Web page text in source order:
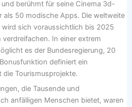
berühmt für seine Cinema 3d-
als 50 modische Apps. Die weltweite
sich voraussichtlich bis 2025
In einer extrem
es der Bundesregierung, 20
definiert ein
die Tourismusprojekte.
die Tausende und
anfälligen Menschen bietet, waren